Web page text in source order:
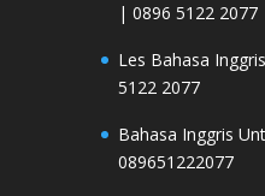
| 0896 5122 2077
Les Bahasa
5122 2077
Bahasa Inggris
089651222077